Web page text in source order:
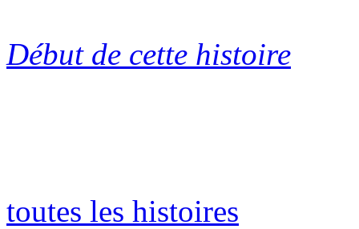
Début de cette histoire
toutes les histoires